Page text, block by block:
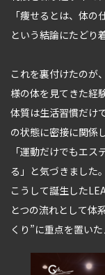
「痩せるとは、体の
という結論にたどり
これを裏付けたのが
様の体を見てきた経
体質は生活習慣だけ
の状態に密接に関係
「運動だけでもエ
る」と気づきました。
こうして誕生した
とつの流れとして体
くり”に重点を置い